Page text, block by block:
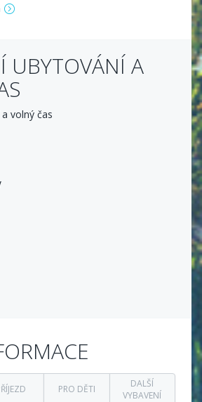
účet ihned na místě, nebo po
pobytech.
naleznete na stránkách pensionu
v sekci
UBYTOVÁNÍ A
volný čas
PRO DĚTI
DALŠÍ
VYBAVENÍ